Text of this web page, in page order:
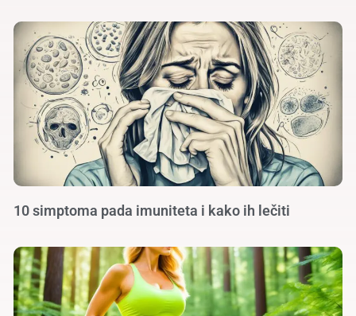
10 simptoma pada imuniteta i kako ih lečiti